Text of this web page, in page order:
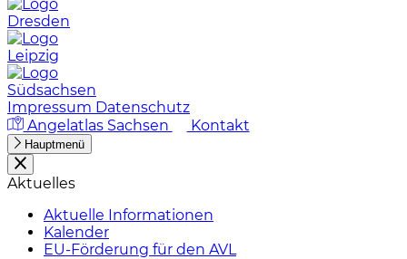
Dresden
Leipzig
Südsachsen
Impressum Datenschutz
Angelatlas Sachsen
Kontakt
Hauptmenü
Aktuelles
Aktuelle Informationen
Kalender
EU-Förderung für den AVL